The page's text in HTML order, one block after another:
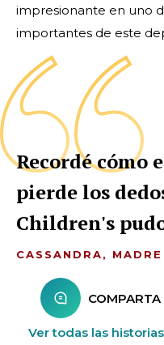
impresionante en uno
importantes de este
Recordé cómo
pierde los
Children's
CASSANDRA,
Ver todas las